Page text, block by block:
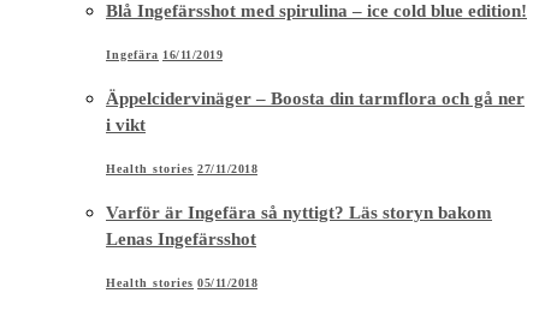
Blå Ingefärsshot med spirulina – ice cold blue edition!
Ingefära 16/11/2019
Äppelcidervinäger – Boosta din tarmflora och gå ner
i vikt
Health stories 27/11/2018
Varför är Ingefära så nyttigt? Läs storyn bakom
Lenas Ingefärsshot
Health stories 05/11/2018